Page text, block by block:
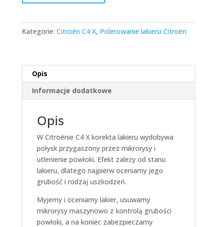
Kategorie: Citroën C4 X, Polerowanie lakieru Citroën
Opis
Informacje dodatkowe
Opis
W Citroënie C4 X korekta lakieru wydobywa
połysk przygaszony przez mikrorysy i
utlenienie powłoki. Efekt zależy od stanu
lakieru, dlatego najpierw oceniamy jego
grubość i rodzaj uszkodzeń.
Myjemy i oceniamy lakier, usuwamy
mikrorysy maszynowo z kontrolą grubości
powłoki, a na koniec zabezpieczamy